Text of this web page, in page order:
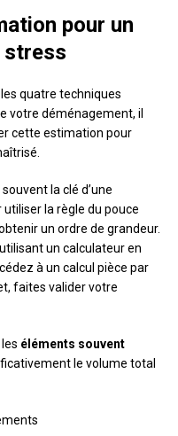
pour un
stress
quatre techniques
votre déménagement, il
cette estimation pour
la clé d’une
la règle du pouce
un ordre de grandeur.
un calculateur en
à un calcul pièce par
faites valider votre
éléments souvent
le volume total